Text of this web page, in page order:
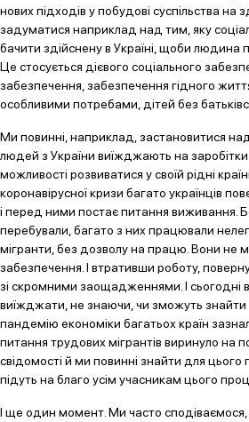
нових підходів у побудові суспільства на
задуматися наприклад над тим, яку
бачити здійснену в Україні, щоби людина
Це стосується дієвого соціального
забезпечення, забезпечення гідного
особливими потребами, дітей без
Ми повинні, наприклад, застановитися
людей з України виїжджають на
можливості розвиватися у своїй рідні
коронавірусної кризи багато українців
і перед ними постає питання виживання.
перебували, багато з них працювали
мігранти, без дозволу на працю. Вони не
забезпечення. І втративши роботу,
зі скромними заощадженнями. І сьогодні
виїжджати, не знаючи, чи зможуть
пандемію економіки багатьох країн
питання трудових мігрантів виринуло на
свідомості й ми повинні знайти для цього
підуть на благо усім учасникам цього
І ще один момент. Ми часто сподіваємося,